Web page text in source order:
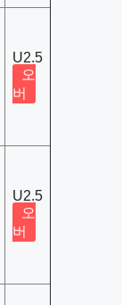
U2.5
오
버
U2.5
오
버